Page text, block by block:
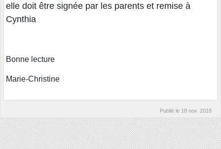
elle doit être signée par les parents et remise à
Cynthia
Bonne lecture
Marie-Christine
Publié le 18 nov. 2018